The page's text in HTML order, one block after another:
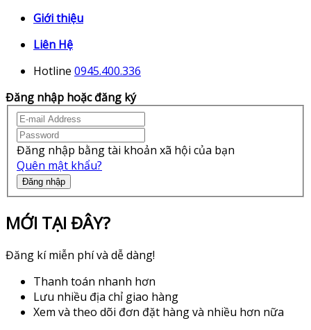
Giới thiệu
Liên Hệ
Hotline 0945.400.336
Đăng nhập hoặc đăng ký
Đăng nhập bằng tài khoản xã hội của bạn
Quên mật khẩu?
Đăng nhập
MỚI TẠI ĐÂY?
Đăng kí miễn phí và dễ dàng!
Thanh toán nhanh hơn
Lưu nhiều địa chỉ giao hàng
Xem và theo dõi đơn đặt hàng và nhiều hơn nữa